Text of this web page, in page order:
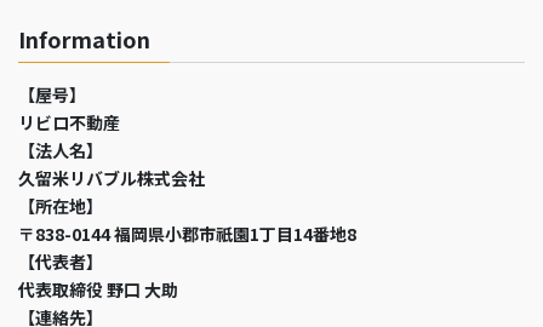
Information
【屋号】
リビロ不動産
【法人名】
久留米リバブル株式会社
【所在地】
〒838-0144 福岡県小郡市祇園1丁目14番地8
【代表者】
代表取締役 野口 大助
【連絡先】